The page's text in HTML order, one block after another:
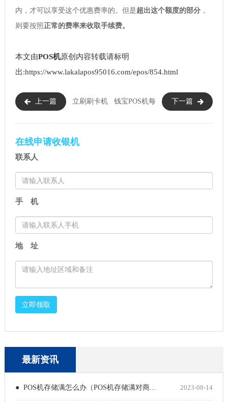
内，才可以享受这个优惠费率的。但是超出这个额度的部分，
则要按照正常的费率来收取手续费。
本文由POS机原创内容转载请标明
出:https://www.lakalapos95016.com/epos/854.html
上一篇 立刷刷卡机
的原因）
下一篇
钱宝POS机每
在线申请收银机
联系人
手 机
地 址
立即领取
最新资讯
● POS机存储满怎么办（POS机存储满对商... 2023-08-14